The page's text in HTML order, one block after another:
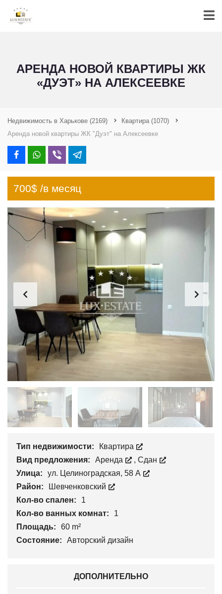
АРЕНДА НОВОЙ КВАРТИРЫ ЖК
«ДУЭТ» НА АЛЕКСЕЕВКЕ
Недвижимость в Харькове (2169) Квартира (1070)
Аренда новой квартиры ЖК "Дуэт" на Алексеевке
700$ /в месяц
Тип недвижимости:
Квартира
Вид предложения:
Аренда , Сдан
Улица:
ул. Целиноградская, 58 А
Район:
Шевченковский
Кол-во спален:
1
Кол-во ванных комнат:
1
Площадь:
60 m²
Состояние:
Авторский дизайн
ДОПОЛНИТЕЛЬНО